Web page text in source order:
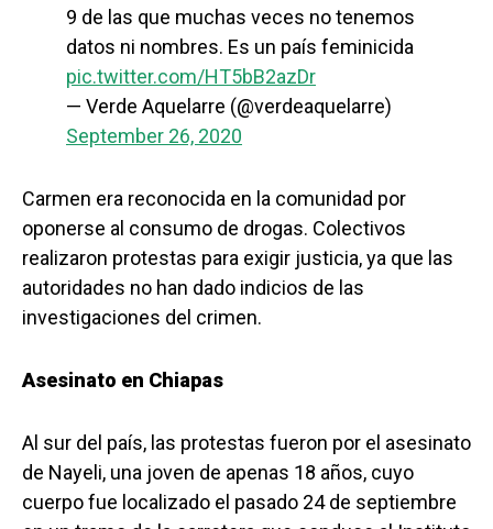
9 de las que muchas veces no tenemos
datos ni nombres. Es un país feminicida
pic.twitter.com/HT5bB2azDr
— Verde Aquelarre (@verdeaquelarre)
September 26, 2020
Carmen era reconocida en la comunidad por
oponerse al consumo de drogas. Colectivos
realizaron protestas para exigir justicia, ya que las
autoridades no han dado indicios de las
investigaciones del crimen.
Asesinato en Chiapas
Al sur del país, las protestas fueron por el asesinato
de Nayeli, una joven de apenas 18 años, cuyo
cuerpo fue localizado el pasado 24 de septiembre